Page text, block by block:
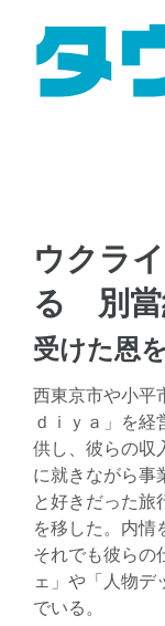
ウクラ
る 別當
受けた恩
西東京市や小平
ｄｉｙａ」を
供し、彼らの収
に就きながら事
と好きだった旅
を移した。内情
それでも彼らの
ェ」や「人物デ
でいる。